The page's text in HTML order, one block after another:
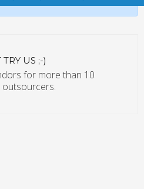
TRY US ;-)
for more than 10
outsourcers.